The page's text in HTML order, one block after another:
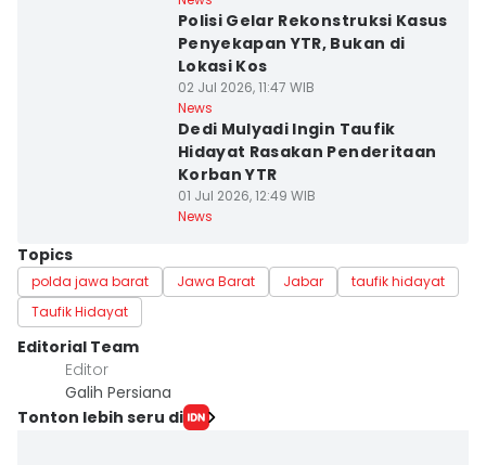
Polisi Gelar Rekonstruksi Kasus
Penyekapan YTR, Bukan di
Lokasi Kos
02 Jul 2026, 11:47 WIB
News
Dedi Mulyadi Ingin Taufik
Hidayat Rasakan Penderitaan
Korban YTR
01 Jul 2026, 12:49 WIB
News
Topics
polda jawa barat Jawa Barat Jabar
taufik hidayat
Taufik Hidayat
Editorial Team
Editor
Galih Persiana
Tonton lebih seru di